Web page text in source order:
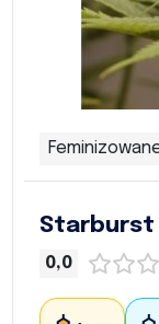
Starburst
0,0